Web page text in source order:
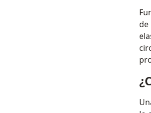
de